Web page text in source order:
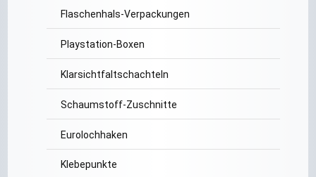
Flaschenhals-Verpackungen
Playstation-Boxen
Klarsichtfaltschachteln
Schaumstoff-Zuschnitte
Eurolochhaken
Klebepunkte